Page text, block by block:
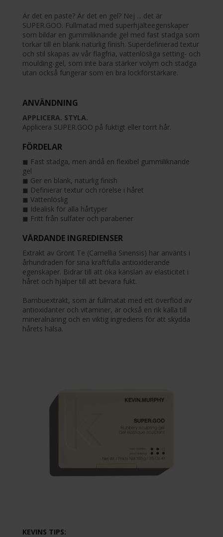
Är det en paste? Är det en gel? Nej ... det är
SUPER.GOO. Fullmatad med superhjälteegenskaper
som bildar en gummiliknande gel med fast stadga som
torkar till en blank naturlig finish. Superdefinierad textur
och stil skapas av vår flagfria, vattenlösliga setting- och
moulding-gel, som inte bara stärker volym och stadga
utan också fungerar som en bra lockförstärkare.
ANVÄNDNING
APPLICERA. STYLA.
Applicera SUPER.GOO på fuktigt eller torrt hår.
FÖRDELAR
◼︎ Fast stadga, men ändå en flexibel gummiliknande
gel
◼︎ Ger en blank, naturlig finish
◼︎ Definierar textur och rörelse i håret
◼︎ Vattenlöslig
◼︎ Idealisk för alla hårtyper
◼︎ Fritt från sulfater och parabener
VÅRDANDE INGREDIENSER
Extrakt av Grönt Te (Camellia Sinensis) har använts i
århundraden för sina kraftfulla antioxiderande
egenskaper. Bidrar till att öka känslan av elasticitet i
håret och hjälper till att bevara fukt.
Bambuextrakt, som är fullmatat med ett överflöd av
antioxidanter och vitaminer, är också en rik källa till
mineralnäring och en viktig ingrediens för att skydda
hårets hälsa.
KEVINS TIPS: